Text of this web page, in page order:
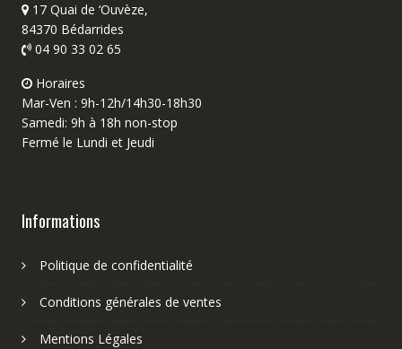
17 Quai de ‘Ouvèze,
84370 Bédarrides
04 90 33 02 65
Horaires
Mar-Ven : 9h-12h/14h30-18h30
Samedi: 9h à 18h non-stop
Fermé le Lundi et Jeudi
Informations
Politique de confidentialité
Conditions générales de ventes
Mentions Légales